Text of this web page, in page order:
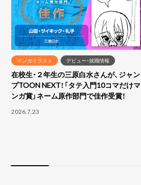
マンガイラスト デビュー・就職情報
在校生・２年生の三原白水さんが、ジャン
プTOON NEXT！「タテ入門10コマだけマ
ンガ賞」ネーム原作部門で佳作受賞！
2026.7.23